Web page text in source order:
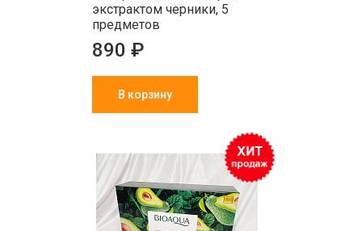
экстрактом черники, 5
предметов
890 ₽
В корзину